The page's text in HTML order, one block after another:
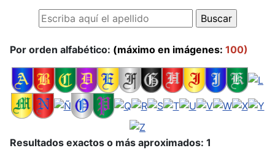
Por orden alfabético: (máximo en imágenes: 100)
Resultados exactos o más aproximados: 1